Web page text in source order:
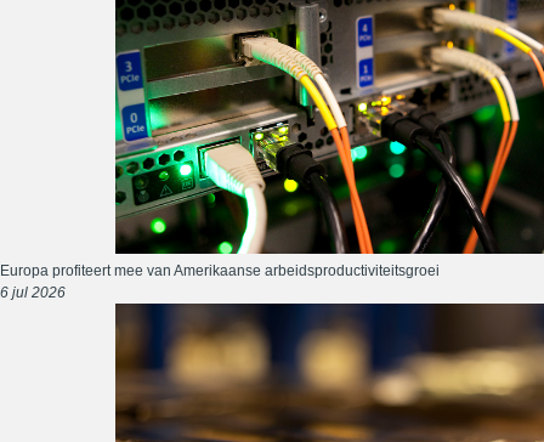
Europa profiteert mee van Amerikaanse arbeidsproductiviteitsgroei
6 jul 2026